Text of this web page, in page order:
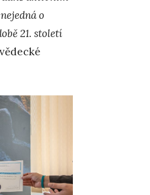
o
21. století